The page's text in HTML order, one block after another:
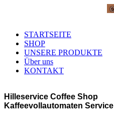
STARTSEITE
SHOP
UNSERE PRODUKTE
Über uns
KONTAKT
Hilleservice Coffee Shop
Kaffeevollautomaten